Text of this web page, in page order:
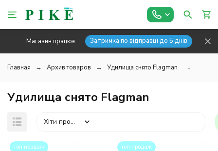
Магазин працює Затримка по відправці до 5 днів
Главная Архив товаров Удилища снято Flagman ↓
Удилища снято Flagman
Хіти продажів
топ продаж топ продаж